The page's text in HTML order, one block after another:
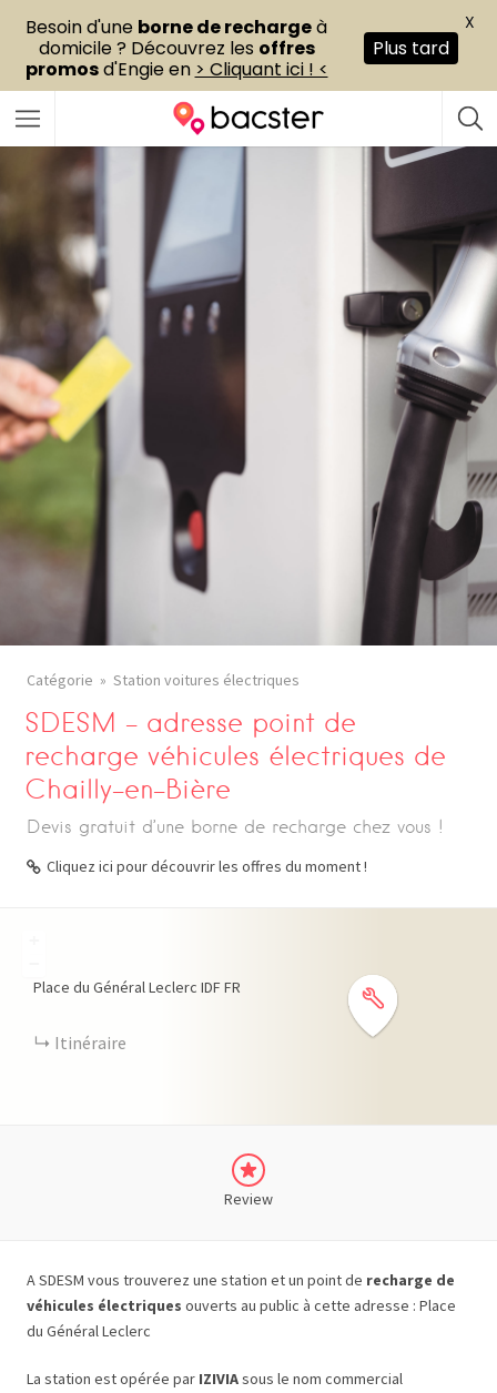
Catégorie Station voitures électriques
SDESM – adresse point de
recharge véhicules électriques de
Chailly-en-Bière
Devis gratuit d’une borne de recharge chez vous !
Cliquez ici pour découvrir les offres du moment !
Place du Général Leclerc IDF FR
Itinéraire
Review
A SDESM vous trouverez une station et un point de recharge de
véhicules électriques ouverts au public à cette adresse : Place
du Général Leclerc
La station est opérée par IZIVIAsous le nom commercial
Besoin d'une borne de rechargeà
domicile ? Découvrez les offres
promosd'Engie en > Cliquant ici ! <
Plus tard
X